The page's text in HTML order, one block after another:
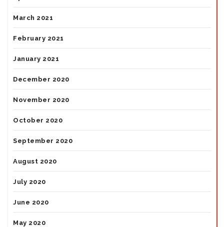
March 2021
February 2021
January 2021
December 2020
November 2020
October 2020
September 2020
August 2020
July 2020
June 2020
May 2020